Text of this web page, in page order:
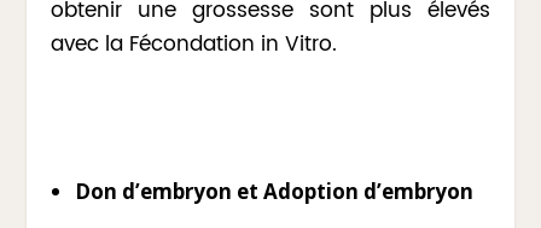
obtenir une grossesse sont plus élevés
avec la Fécondation in Vitro.
Don d’embryon et Adoption d’embryon